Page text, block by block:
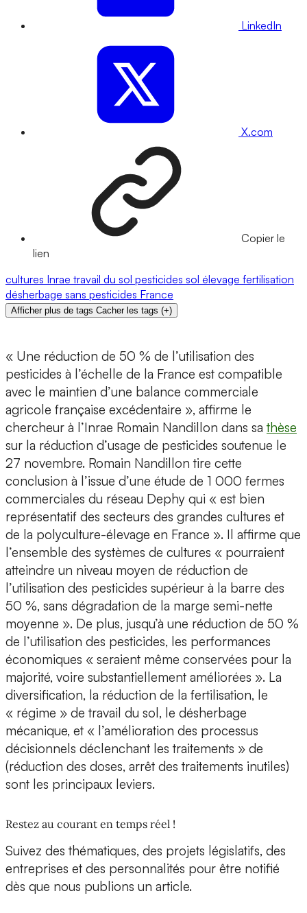
LinkedIn
X.com
Copier le
lien
cultures Inrae travail du sol pesticides sol élevage fertilisation
désherbage sans pesticides France
Afficher plus de tags Cacher les tags (+)
« Une réduction de 50 % de l’utilisation des
pesticides à l’échelle de la France est compatible
avec le maintien d’une balance commerciale
agricole française excédentaire », affirme le
chercheur à l’Inrae Romain Nandillon dans sathèse
sur la réduction d’usage de pesticides soutenue le
27 novembre. Romain Nandillon tire cette
conclusion à l’issue d’une étude de 1 000 fermes
commerciales du réseau Dephy qui « est bien
représentatif des secteurs des grandes cultures et
de la polyculture-élevage en France ». Il affirme que
l’ensemble des systèmes de cultures « pourraient
atteindre un niveau moyen de réduction de
l’utilisation des pesticides supérieur à la barre des
50 %, sans dégradation de la marge semi-nette
moyenne ». De plus, jusqu’à une réduction de 50 %
de l’utilisation des pesticides, les performances
économiques « seraient même conservées pour la
majorité, voire substantiellement améliorées ». La
diversification, la réduction de la fertilisation, le
« régime » de travail du sol, le désherbage
mécanique, et « l’amélioration des processus
décisionnels déclenchant les traitements » de
(réduction des doses, arrêt des traitements inutiles)
sont les principaux leviers.
Restez au courant en temps réel !
Suivez des thématiques, des projets législatifs, des
entreprises et des personnalités pour être notifié
dès que nous publions un article.